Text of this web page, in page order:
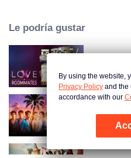
Le podría gustar
LOVE(X)
By using the website,
Privacy Policy and the
accordance with our